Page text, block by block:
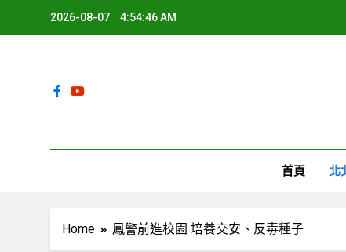
2026-08-07 4:54:47 AM
首頁 北
Home 鳳警前進校園 培養交安、反毒種子